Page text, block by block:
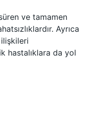
ve tamamen
Ayrıca
ilişkileri
hastalıklara da yol